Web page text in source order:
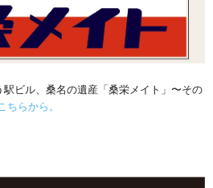
ビル、桑名の遺産「桑栄メイト」〜その
ちらから。